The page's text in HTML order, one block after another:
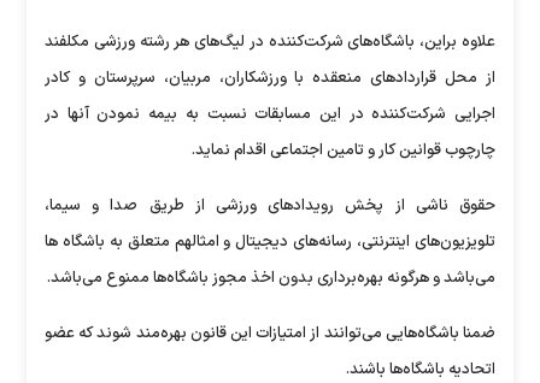
علاوه براین، باشگاه‌های شرکت‌کننده در لیگ‌های هر رشته ورزشی مکلفند
از محل قراردادهای منعقده با ورزشکاران، مربیان، سرپرستان و کادر
اجرایی شرکت‌کننده در این مسابقات نسبت به بیمه نمودن آنها در
چارچوب قوانین کار و تامین اجتماعی اقدام نماید.
حقوق ناشی از پخش رویدادهای ورزشی از طریق صدا و سیما،
تلویزیون‌های اینترنتی، رسانه‌های دیجیتال و امثالهم متعلق به باشگاه ها
می‌باشد و هرگونه بهره‌برداری بدون اخذ مجوز باشگاه‌ها ممنوع می‌باشد.
ضمنا باشگاه‌هایی می‌توانند از امتیازات این قانون بهره‌مند شوند که عضو
اتحادیه باشگاه‌ها باشند.